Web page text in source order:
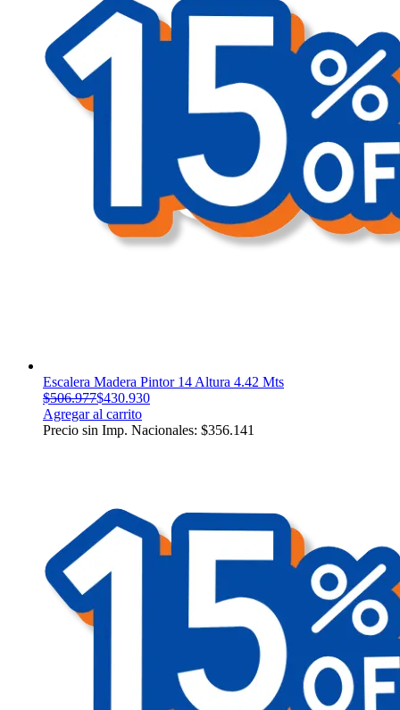
Escalera Madera Pintor 14 Altura 4.42 Mts
$506.977$430.930
Agregar al carrito
Precio sin Imp. Nacionales: $356.141